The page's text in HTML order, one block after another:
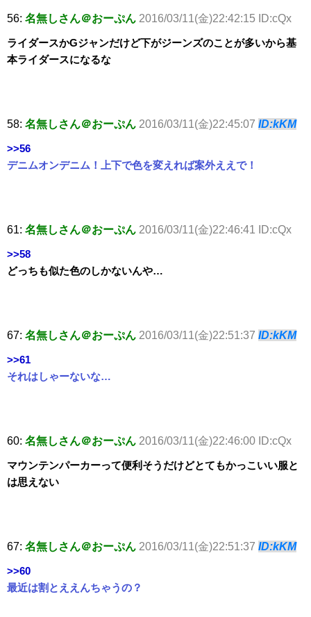
56: 名無しさん＠おーぷん 2016/03/11(金)22:42:15 ID:cQx
ライダースかGジャンだけど下がジーンズのことが多いから基
本ライダースになるな
58: 名無しさん＠おーぷん 2016/03/11(金)22:45:07 ID:kKM
>>56
デニムオンデニム！上下で色を変えれば案外ええで！
61: 名無しさん＠おーぷん 2016/03/11(金)22:46:41 ID:cQx
>>58
どっちも似た色のしかないんや…
67: 名無しさん＠おーぷん 2016/03/11(金)22:51:37 ID:kKM
>>61
それはしゃーないな…
60: 名無しさん＠おーぷん 2016/03/11(金)22:46:00 ID:cQx
マウンテンパーカーって便利そうだけどとてもかっこいい服と
は思えない
67: 名無しさん＠おーぷん 2016/03/11(金)22:51:37 ID:kKM
>>60
最近は割とええんちゃうの？